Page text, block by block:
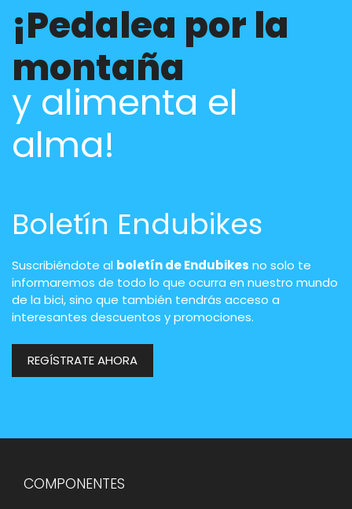
¡Pedalea por la
montaña
y alimenta el
alma!
Boletín Endubikes
Suscribiéndote al boletín de Endubikes no solo te
informaremos de todo lo que ocurra en nuestro mundo
de la bici, sino que también tendrás acceso a
interesantes descuentos y promociones.
REGÍSTRATE AHORA
COMPONENTES